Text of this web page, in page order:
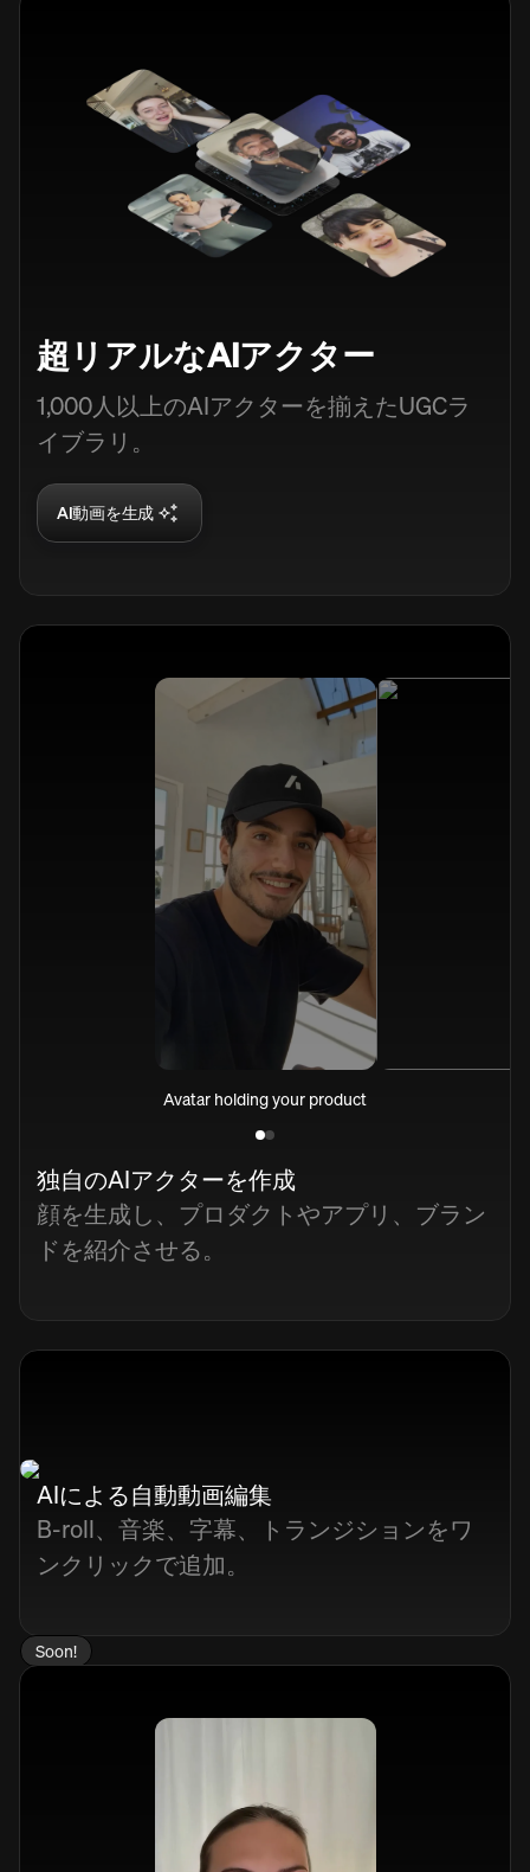
超リアルなAIアクター
1,000人以上のAIアクターを揃えたUGCラ
イブラリ。
AI動画を生成
Avatar holding your product
独自のAIアクターを作成
顔を生成し、プロダクトやアプリ、ブラン
ドを紹介させる。
AIによる自動動画編集
B-roll、音楽、字幕、トランジションをワ
ンクリックで追加。
Soon!